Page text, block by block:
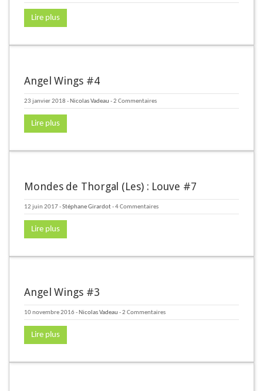
Lire plus
Angel Wings #4
23 janvier 2018 - Nicolas Vadeau - 2 Commentaires
Lire plus
Mondes de Thorgal (Les) : Louve #7
12 juin 2017-Stéphane Girardot- 4 Commentaires
Lire plus
Angel Wings #3
10 novembre 2016 - Nicolas Vadeau - 2 Commentaires
Lire plus